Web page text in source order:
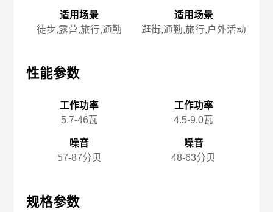
适用场景
徒步,露营,旅行,通勤
性能参数
工作功率
5.7-46瓦
噪音
57-87分贝
规格参数
适用场景
逛街,通勤,旅行,户外活动
工作功率
4.5-9.0瓦
噪音
48-63分贝